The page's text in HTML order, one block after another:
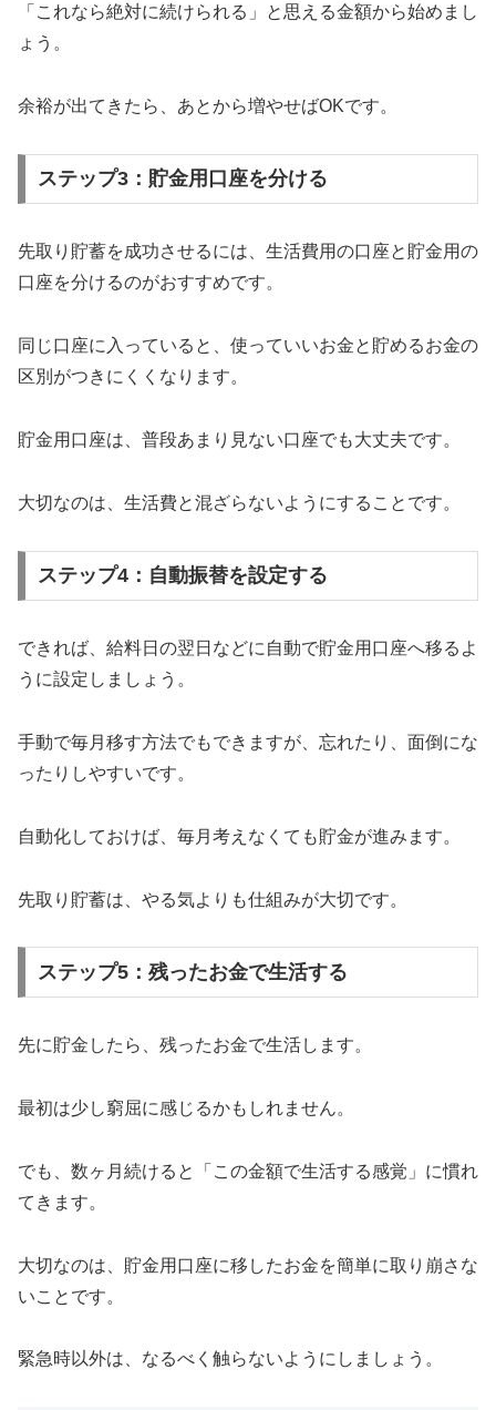
「これなら絶対に続けられる」と思える金額から始めまし
ょう。
余裕が出てきたら、あとから増やせばOKです。
ステップ3：貯金用口座を分ける
先取り貯蓄を成功させるには、生活費用の口座と貯金用の
口座を分けるのがおすすめです。
同じ口座に入っていると、使っていいお金と貯めるお金の
区別がつきにくくなります。
貯金用口座は、普段あまり見ない口座でも大丈夫です。
大切なのは、生活費と混ざらないようにすることです。
ステップ4：自動振替を設定する
できれば、給料日の翌日などに自動で貯金用口座へ移るよ
うに設定しましょう。
手動で毎月移す方法でもできますが、忘れたり、面倒にな
ったりしやすいです。
自動化しておけば、毎月考えなくても貯金が進みます。
先取り貯蓄は、やる気よりも仕組みが大切です。
ステップ5：残ったお金で生活する
先に貯金したら、残ったお金で生活します。
最初は少し窮屈に感じるかもしれません。
でも、数ヶ月続けると「この金額で生活する感覚」に慣れ
てきます。
大切なのは、貯金用口座に移したお金を簡単に取り崩さな
いことです。
緊急時以外は、なるべく触らないようにしましょう。